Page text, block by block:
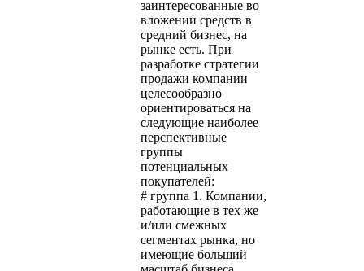
заинтересованные во
вложении средств в
средний бизнес, на
рынке есть. При
разработке стратегии
продажи компании
целесообразно
ориентироваться на
следующие наиболее
перспективные
группы
потенциальных
покупателей:
# группа 1. Компании,
работающие в тех же
и/или смежных
сегментах рынка, но
имеющие больший